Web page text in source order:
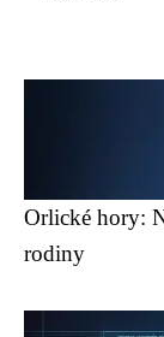
Orlické hory:
rodiny